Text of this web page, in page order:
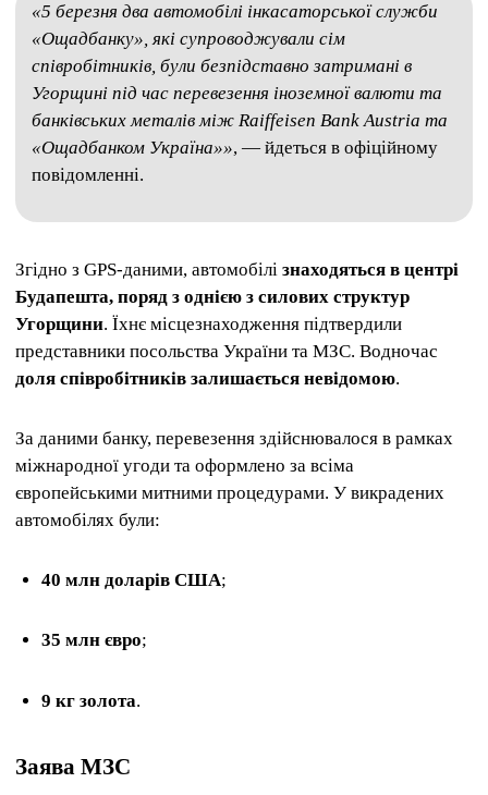
«5 березня два автомобілі інкасаторської служби
«Ощадбанку», які супроводжували сім
співробітників, були безпідставно затримані в
Угорщині під час перевезення іноземної валюти та
банківських металів між Raiffeisen Bank Austria та
«Ощадбанком Україна»», — йдеться в офіційному
повідомленні.
Згідно з GPS-даними, автомобілі знаходяться в центрі
Будапешта, поряд з однією з силових структур
Угорщини. Їхнє місцезнаходження підтвердили
представники посольства України та МЗС. Водночас
доля співробітників залишається невідомою.
За даними банку, перевезення здійснювалося в рамках
міжнародної угоди та оформлено за всіма
європейськими митними процедурами. У викрадених
автомобілях були:
40 млн доларів США;
35 млн євро;
9 кг золота.
Заява МЗС